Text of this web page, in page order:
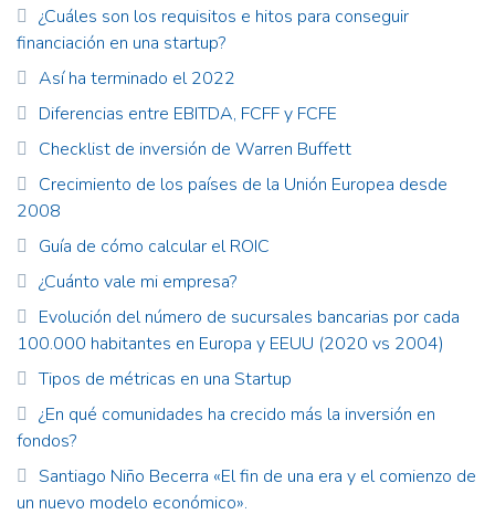
¿Cuáles son los requisitos e hitos para conseguir
financiación en una startup?
Así ha terminado el 2022
Diferencias entre EBITDA, FCFF y FCFE
Checklist de inversión de Warren Buffett
Crecimiento de los países de la Unión Europea desde
2008
Guía de cómo calcular el ROIC
¿Cuánto vale mi empresa?
Evolución del número de sucursales bancarias por cada
100.000 habitantes en Europa y EEUU (2020 vs 2004)
Tipos de métricas en una Startup
¿En qué comunidades ha crecido más la inversión en
fondos?
Santiago Niño Becerra «El fin de una era y el comienzo de
un nuevo modelo económico».